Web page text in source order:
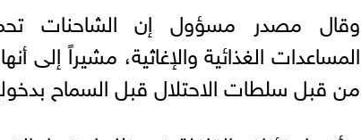
وقال مصدر مسؤول إن الشاحنات
المساعدات الغذائية والإغاثية، مشيراً إلى
من قبل سلطات الاحتلال قبل السماح